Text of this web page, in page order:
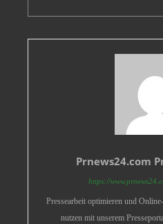
Prnews24.com
https://
Pressearbeit optimieren und
nutzen mit unserem